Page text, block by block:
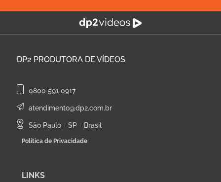
DP2 PRODUTORA DE VÍDEOS
0800 591 0917
atendimento@dp2.com.br
São Paulo - SP - Brasil
Política de Privacidade
LINKS